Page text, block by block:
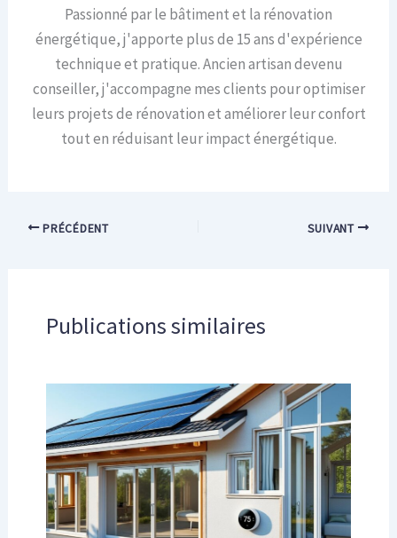
Passionné par le bâtiment et la rénovation
énergétique, j'apporte plus de 15 ans d'expérience
technique et pratique. Ancien artisan devenu
conseiller, j'accompagne mes clients pour optimiser
leurs projets de rénovation et améliorer leur confort
tout en réduisant leur impact énergétique.
PRÉCÉDENT SUIVANT
Publications similaires